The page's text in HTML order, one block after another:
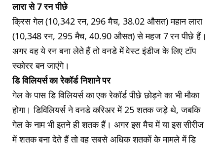
लारा से 7 रन पीछे
क्रिस गेल (10,342 रन, 296 मैच, 38.02 औसत) महान लारा
(10,348 रन, 295 मैच, 40.90 औसत) से महज 7 रन पीछे हैं।
अगर वह ये रन बना लेते हैं तो वनडे में वेस्ट इंडीज के लिए टॉप
स्कोरर बन जाएंगे।
डि विलियर्स का रेकॉर्ड निशाने पर
गेल के पास डि विलियर्स का एक रेकॉर्ड पीछे छोड़ने का भी मौका
होगा। डिविलियर्स ने वनडे करिअर में 25 शतक जड़े थे, जबकि
गेल के नाम भी इतने ही शतक हैं। अगर इस मैच में या इस सीरीज
में शतक बना देते हैं तो वह सबसे अधिक शतकों के मामले में डि